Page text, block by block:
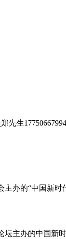
生
办的“中国新时
坛主办的中国